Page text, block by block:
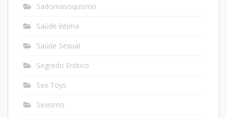
Sadomasoquismo
Saúde íntima
Saúde Sexual
Segredo Erótico
Sex Toys
Sexismo